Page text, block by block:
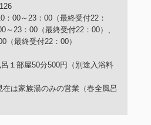
00～23：00（最終受付22：
～23：00（最終受付22：00）、
（最終受付22：00）
１部屋50分500円（別途入浴料
は家族湯のみの営業（春全風呂